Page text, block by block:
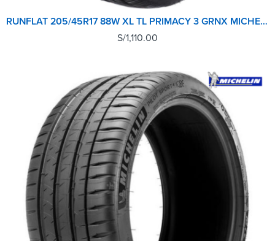
RUNFLAT 205/45R17 88W XL TL PRIMACY 3 GRNX MICHELIN
S/1,110.00